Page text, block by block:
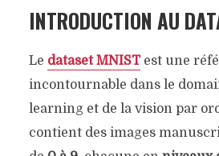
INTRODUCTION AU
Le dataset MNISTest une
incontournable dans le
learning et de la vision par
contient des images